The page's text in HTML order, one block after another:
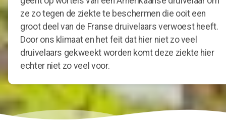
ze zo tegen de ziekte te beschermen die ooit een
groot deel van de Franse druivelaars verwoest heeft.
Door ons klimaat en het feit dat hier niet zo veel
druivelaars gekweekt worden komt deze ziekte hier
echter niet zo veel voor.